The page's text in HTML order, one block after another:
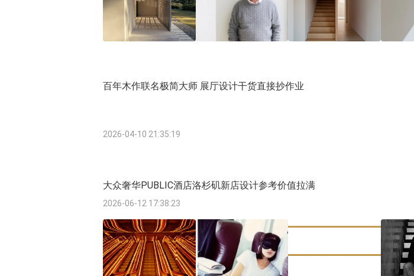
百年木作联名极简大师 展厅设计干货直接抄作业
2026-04-10 21:35:19
大众奢华PUBLIC酒店洛杉矶新店设计参考价值拉满
2026-06-12 17:38:23